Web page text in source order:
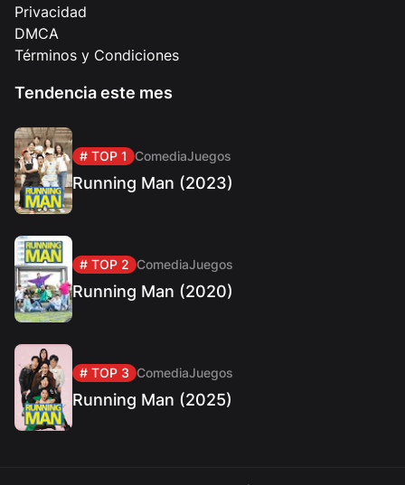
Privacidad
DMCA
Términos y Condiciones
Tendencia este mes
# TOP 1 ComediaJuegos
Running Man (2023)
# TOP 2 ComediaJuegos
Running Man (2020)
# TOP 3 ComediaJuegos
Running Man (2025)